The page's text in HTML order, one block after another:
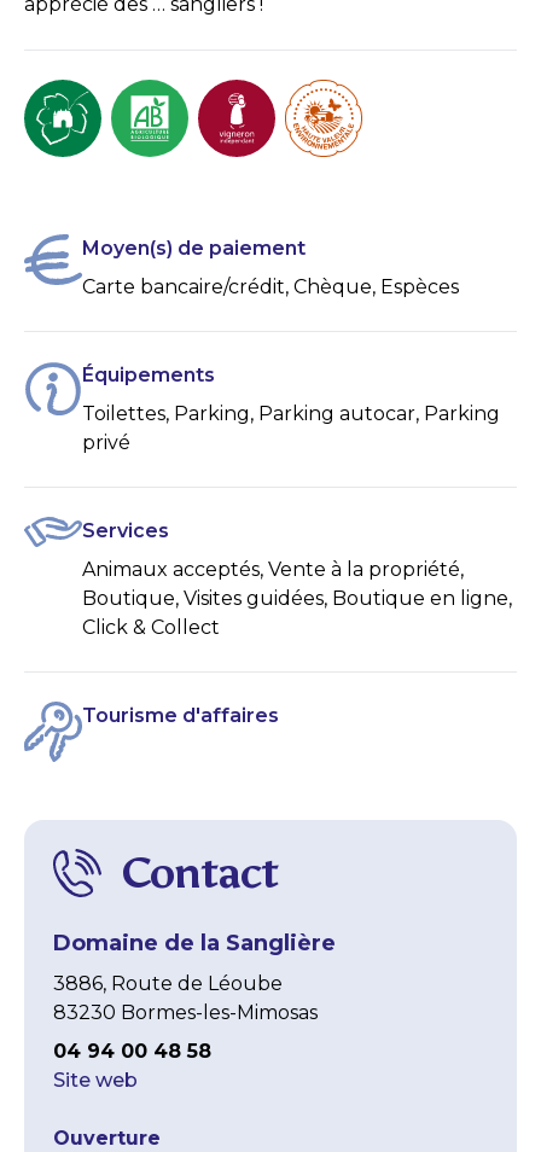
Moyen(s) de paiement
Carte bancaire/crédit, Chèque, Espèces
Équipements
Toilettes, Parking, Parking autocar, Parking
privé
Services
Animaux acceptés, Vente à la propriété,
Boutique, Visites guidées, Boutique en ligne,
Click & Collect
Tourisme d'affaires
Contact
Domaine de la Sanglière
3886, Route de Léoube
83230 Bormes-les-Mimosas
04 94 00 48 58
Site web
Ouverture